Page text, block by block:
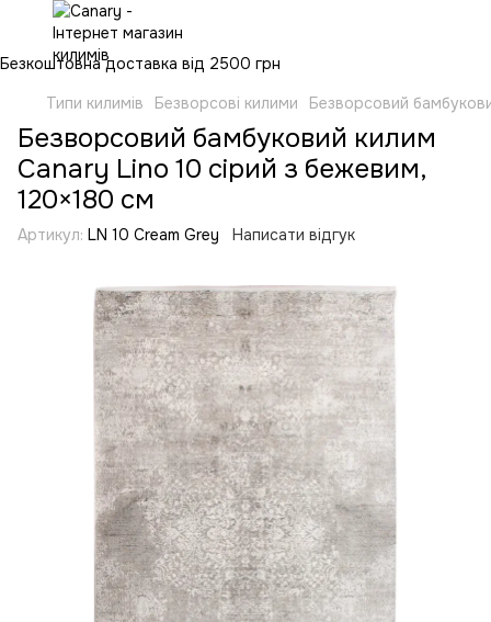
Безкоштовна доставка від 2500 грн
Типи килимів
Безворсові килими Безворсовий
Безворсовий бамбуковий килим
Canary Lino 10 сірий з бежевим,
120×180 см
Артикул: LN 10 Cream Grey Написати відгук